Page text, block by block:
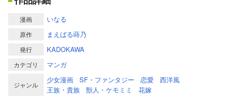
漫画 いなる
原作 まえばる蒔乃
発行 KADOKAWA
カテゴリ マンガ
ジャンル
少女漫画 SF・ファンタジー 恋愛
西洋風
王族・貴族
獣人・ケモミミ 花嫁